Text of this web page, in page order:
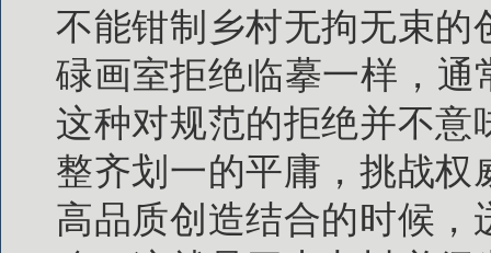
不能钳制乡村无拘无束的
碌画室拒绝临摹一样，通
这种对规范的拒绝并不意
整齐划一的平庸，挑战
高品质创造结合的时候